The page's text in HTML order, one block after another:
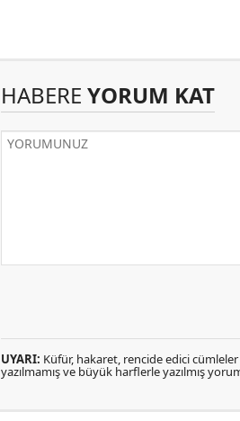
HABERE YORUM KAT
UYARI: Küfür, hakaret, rencide edici cümleler
yazılmamış ve büyük harflerle yazılmış